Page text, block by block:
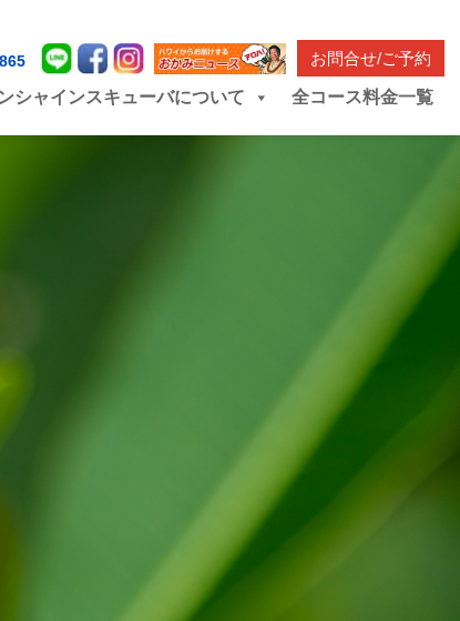
お問合せ/ご予約
シャインスキューバについて 全コース料金一覧